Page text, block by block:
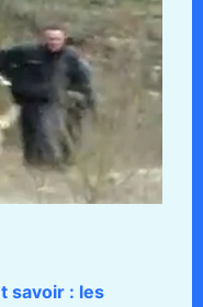
savoir : les